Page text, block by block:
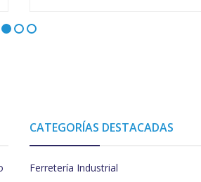
CATEGORÍAS DESTACADAS
Ferretería Industrial